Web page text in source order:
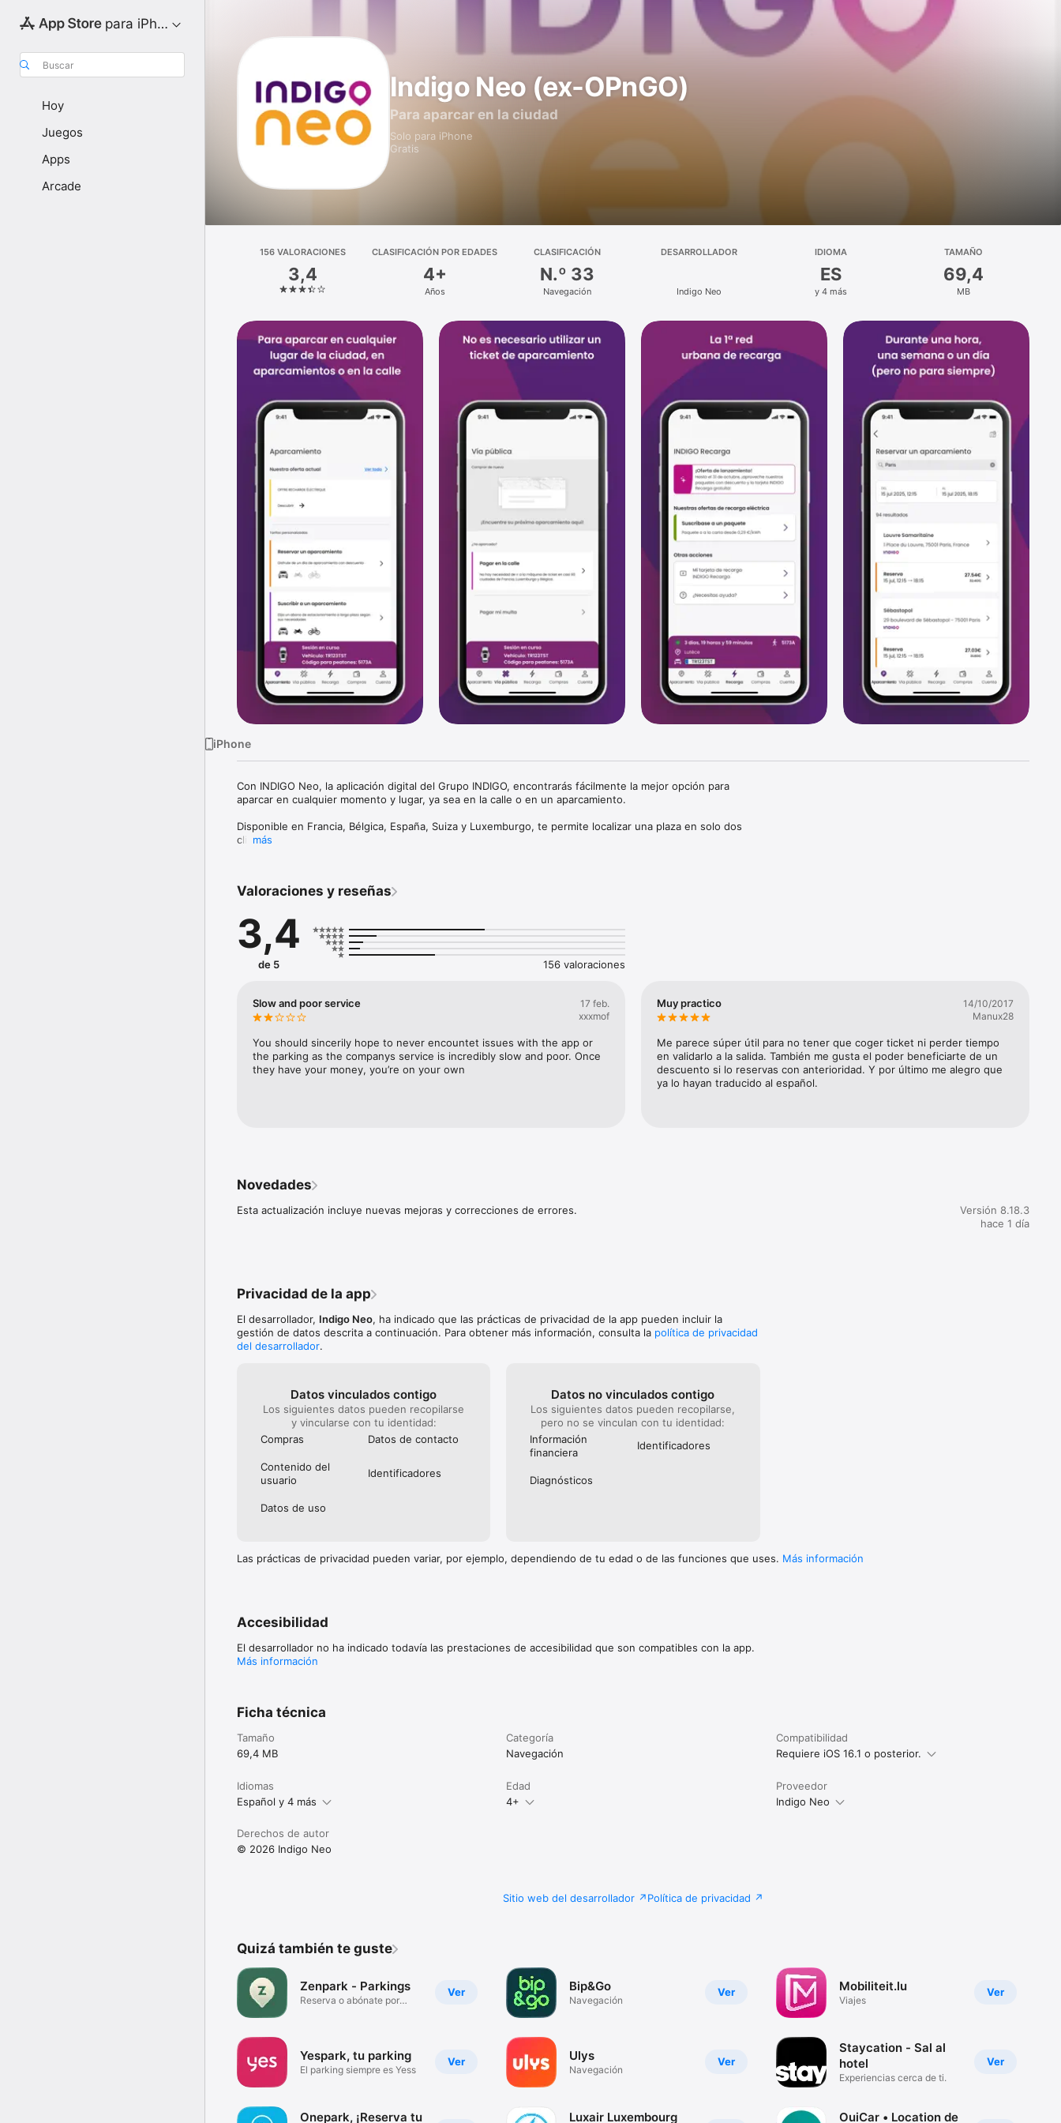
para iPhone
Buscar
Hoy
Juegos
Apps
Arcade
Indigo Neo (ex-OPnGO)
Para aparcar en la ciudad
Solo para iPhone
Gratis
156 VALORACIONES
3,4
CLASIFICACIÓN POR EDADES
4+
Años
CLASIFICACIÓN
N.º 33
Navegación
DESARROLLADOR
Indigo Neo
IDIOMA
ES
y 4 más
TAMAÑO
69,4
MB
iPhone
Con INDIGO Neo, la aplicación digital del Grupo INDIGO, encontrarás fácilmente la mejor opción para
aparcar en cualquier momento y lugar, ya sea en la calle o en un aparcamiento.
Disponible en Francia, Bélgica, España, Suiza y Luxemburgo, te permite localizar una plaza en solo dos
clics.
- ABONO PARKING: aparcamiento sin límites
Sea reconocido en todos nuestros aparcamientos INDIGO: active el servicio desde su cuenta e
ingrese/salga sin ticket de los aparcamientos INDIGO.  ¡La facturación se efectúa al tiempo transcurrido y
serenamente de sus salidas, conciertos, fines de semana y vacaciones!
más
Valoraciones y reseñas
3,4
de 5 156 valoraciones
Slow and poor service
17 feb.
xxxmof
You should sincerily hope to never encountet issues with the app or
the parking as the companys service is incredibly slow and poor. Once
they have your money, you’re on your own
Muy practico
14/10/2017
Manux28
Me parece súper útil para no tener que coger ticket ni perder tiempo
en validarlo a la salida. También me gusta el poder beneficiarte de un
descuento si lo reservas con anterioridad. Y por último me alegro que
ya lo hayan traducido al español.
Novedades
Esta actualización incluye nuevas mejoras y correcciones de errores.
Versión 8.18.3
hace 1 día
Privacidad de la app
El desarrollador, Indigo Neo, ha indicado que las prácticas de privacidad de la app pueden incluir la
gestión de datos descrita a continuación. Para obtener más información, consulta la política de privacidad
del desarrollador.
Datos vinculados contigo
Los siguientes datos pueden recopilarse
y vincularse con tu identidad:
Compras
Datos de contacto
Contenido del
usuario
Identificado­res
Datos de uso
Datos no vinculados contigo
Los siguientes datos pueden recopilarse,
pero no se vinculan con tu identidad:
Información
financiera
Identificado­res
Diagnósticos
Las prácticas de privacidad pueden variar, por ejemplo, dependiendo de tu edad o de las funciones que uses. Más información
Accesibilidad
El desarrollador no ha indicado todavía las prestaciones de accesibilidad que son compatibles con la app.
Más información
Ficha técnica
Tamaño
69,4 MB
Categoría
Navegación
Compatibilidad
Requiere iOS 16.1 o posterior.
Idiomas
Español y 4 más
Edad
4+
Proveedor
Indigo Neo
Derechos de autor
© 2026 Indigo Neo
Sitio web del desarrollador Política de privacidad
Quizá también te guste
Ver
Zenpark - Parkings
Reserva o abónate por
Ver
Yespark, tu parking
El parking siempre es Yess
Onepark, ¡Reserva tu
Ver
Bip&Go
Navegación
Ver
Ulys
Navegación
Luxair Luxembourg
Ver
Mobiliteit.lu
Viajes
Ver
Staycation - Sal al
hotel
Experiencias cerca de ti.
OuiCar • Location de